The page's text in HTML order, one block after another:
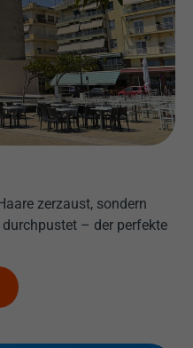
zerzaust, sondern
– der perfekte